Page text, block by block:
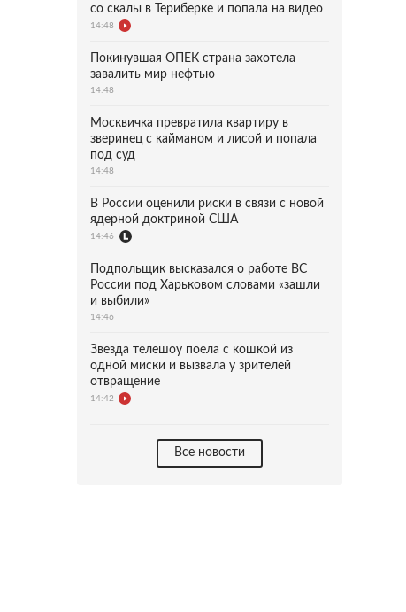
со скалы в Териберке и попала на видео
14:48
Покинувшая ОПЕК страна захотела
завалить мир нефтью
14:48
Москвичка превратила квартиру в
зверинец с кайманом и лисой и попала
под суд
14:48
В России оценили риски в связи с новой
ядерной доктриной США
14:46
Подпольщик высказался о работе ВС
России под Харьковом словами «зашли
и выбили»
14:46
Звезда телешоу поела с кошкой из
одной миски и вызвала у зрителей
отвращение
14:42
Все новости